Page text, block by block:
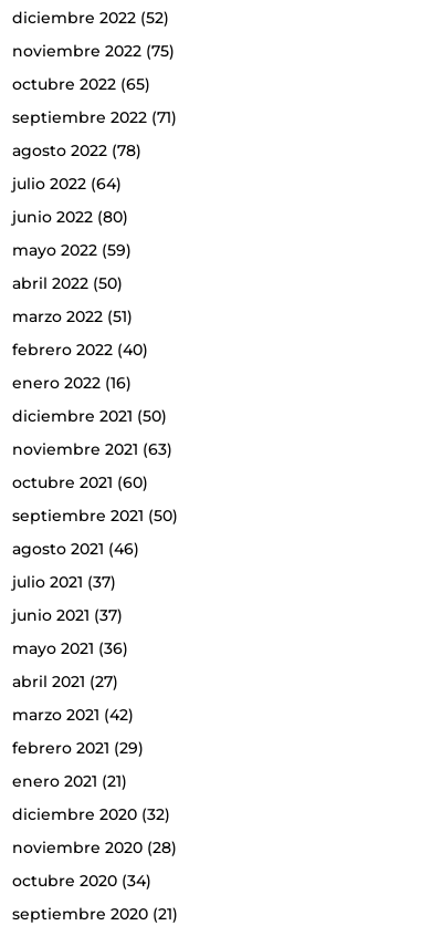
diciembre 2022(52)
noviembre 2022(75)
octubre 2022(65)
septiembre 2022(71)
agosto 2022(78)
julio 2022(64)
junio 2022(80)
mayo 2022(59)
abril 2022(50)
marzo 2022(51)
febrero 2022(40)
enero 2022(16)
diciembre 2021 (50)
noviembre 2021 (63)
octubre 2021 (60)
septiembre 2021 (50)
agosto 2021 (46)
julio 2021 (37)
junio 2021 (37)
mayo 2021 (36)
abril 2021 (27)
marzo 2021 (42)
febrero 2021 (29)
enero 2021 (21)
diciembre 2020(32)
noviembre 2020(28)
octubre 2020(34)
septiembre 2020(21)